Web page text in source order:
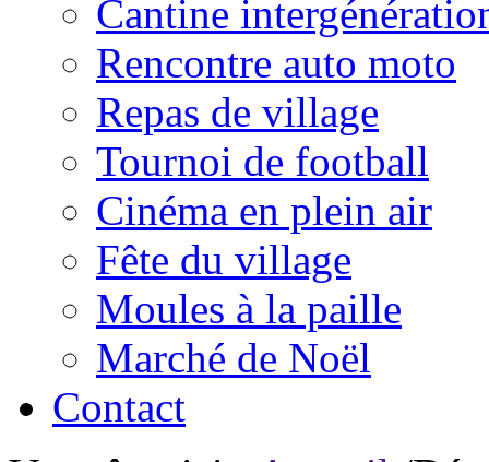
Cantine
Rencontre auto moto
Repas de village
Tournoi de football
Cinéma en plein air
Fête du village
Moules à la paille
Marché de Noël
Contact